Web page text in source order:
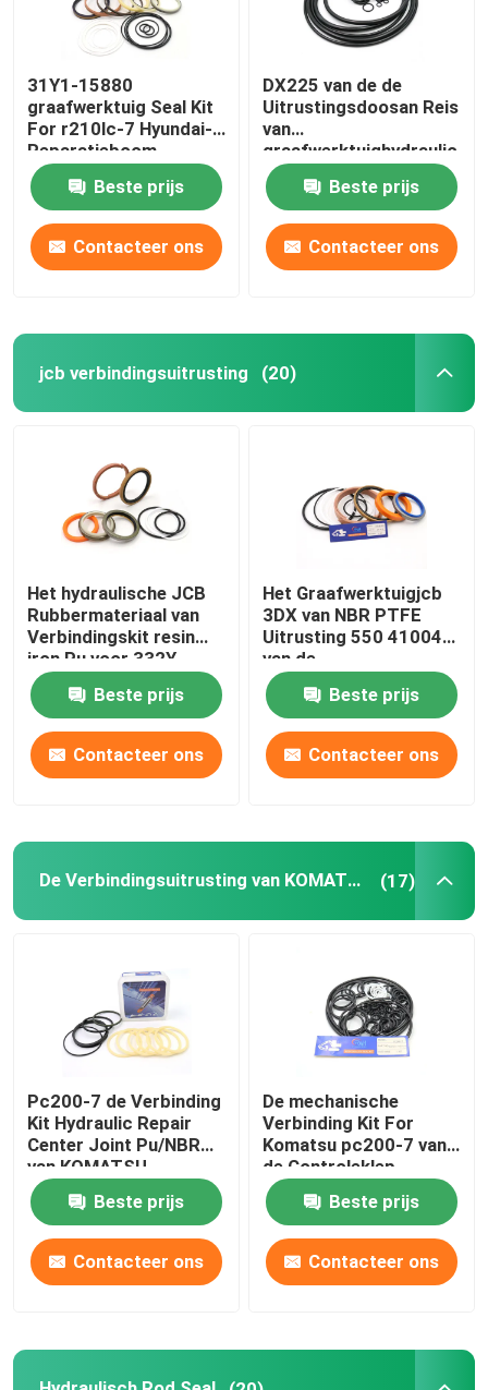
Huis
Producten
Video's
Ongeveer ons
Fabrieksreis
Kwaliteitscontrole
Contacteer ons
Nieuws
De hydraulische uitrusting van de brekerverbinding
jcb verbindingsuitrusting
De Verbindingsuitrusting van KOMATSU
Hydraulisch Rod Seal
Hydraulische Olieverbinding
31Y1-15880
graafwerktuig Seal Kit
For r210lc-7 Hyundai-
Reparatieboom
Beste prijs
Contacteer ons
DX225 van de de
Uitrustingsdoosan Reis
van
graafwerktuighydraulic
pump seal de
Uitrusting van de de
Motorverbinding
Beste prijs
Contacteer ons
jcb verbindingsuitrusting (20)
Het hydraulische JCB
Rubbermateriaal van
Verbindingskit resin
iron Pu voor 332Y-
5599
Beste prijs
Contacteer ons
Het Graafwerktuigjcb
3DX van NBR PTFE
Uitrusting 550 41004
van de
Stabilisatorverbinding
Beste prijs
Contacteer ons
De Verbindingsuitrusting van KOMATSU (17)
Pc200-7 de Verbinding
Kit Hydraulic Repair
Center Joint Pu/NBR
van KOMATSU
Beste prijs
Contacteer ons
De mechanische
Verbinding Kit For
Komatsu pc200-7 van
de Controleklep
Graafwerktuig
Beste prijs
Contacteer ons